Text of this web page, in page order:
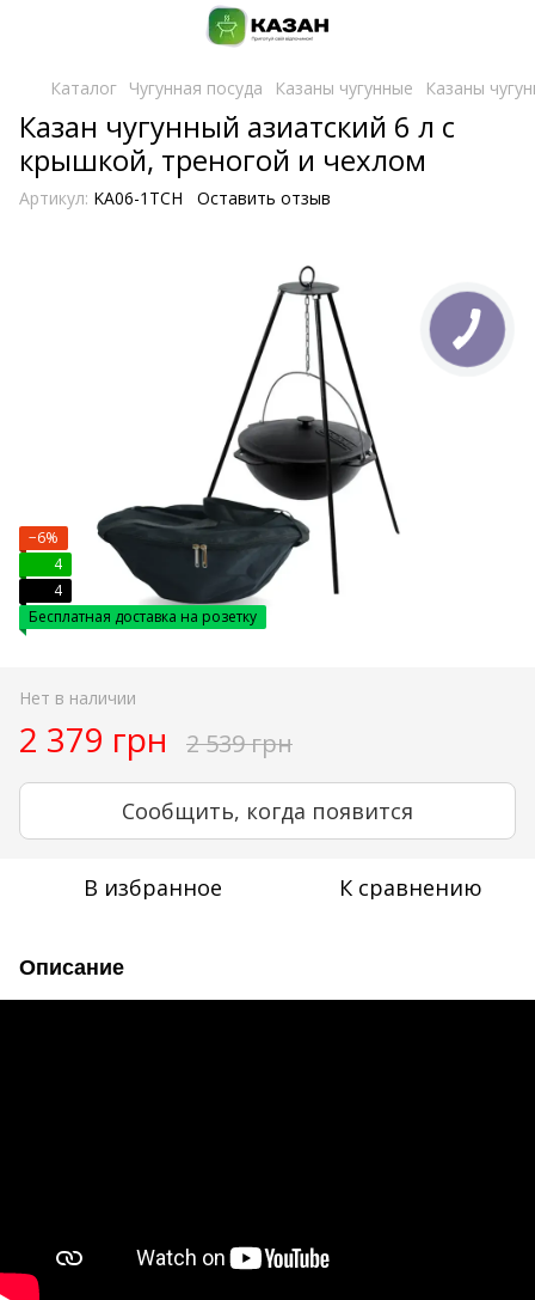
Каталог Чугунная посуда Казаны чугунные Казаны
Казан чугунный азиатский 6 л с
крышкой, треногой и чехлом
Артикул: KA06-1TCH Оставить отзыв
−6%
4
4
Бесплатная доставка на розетку
Нет в наличии
2 379 грн 2 539 грн
Сообщить, когда появится
В избранное К сравнению
Описание